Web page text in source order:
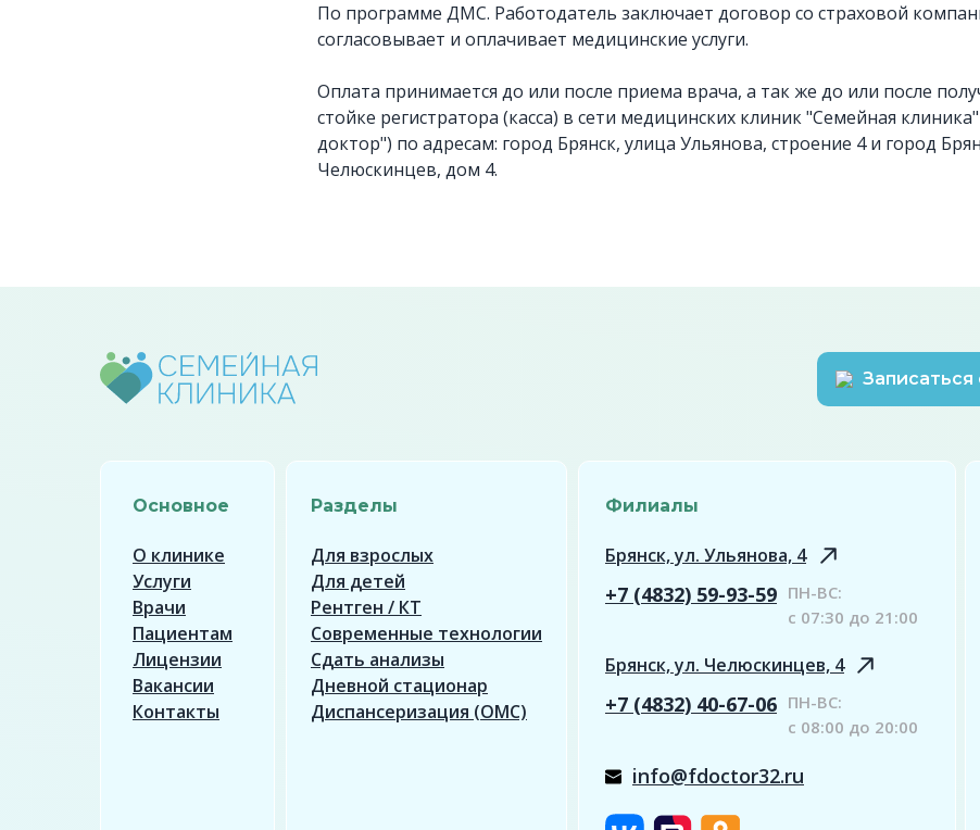
По программе ДМС. Работодатель заключает договор со страховой
согласовывает и оплачивает медицинские услуги.
Оплата принимается до или после приема врача, а так же до или после
стойке регистратора (касса) в сети медицинских клиник "Семейная
доктор") по адресам: город Брянск, улица Ульянова, строение 4 и город
Челюскинцев, дом 4.
info@fdoctor32.ru
ПН-ВС:
с 08:00 до 20:00
+7 (4832) 40-67-06
Брянск, ул. Челюскинцев, 4
ПН-ВС:
с 07:30 до 21:00
+7 (4832) 59-93-59
Брянск, ул. Ульянова, 4
Филиалы
Для взрослых
Для детей
Рентген / КТ
Современные технологии
Сдать анализы
Дневной стационар
Диспансеризация (ОМС)
Разделы
О клинике
Услуги
Врачи
Пациентам
Лицензии
Вакансии
Контакты
Основное
Записаться